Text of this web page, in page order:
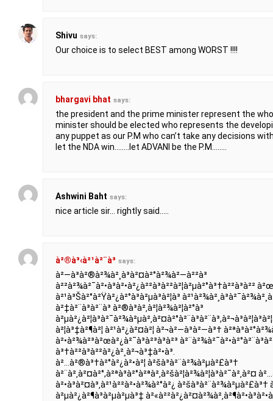
Shivu says:
Our choice is to select BEST among WORST !!!!
bhargavi bhat says:
the president and the prime minister represent the
minister should be elected who represents the
any puppet as our P.M who can’t take any decisions
let the NDA win……..let ADVANI be the P.M……..
Ashwini Baht says:
nice article sir… rightly said…..
à²®à³‹à²¹à²¨à³ says:
à²—à³à²®à²¾à²¸à³à²¤à²°à²¾à²—à²²à³
à²²à²¾à²¯à²•à³à²•à²¿à²²à³à²²à²¦à²µà²°à³†à²²à³à²²
à²¹à³Šà²°à²Ÿà²¿à²°à³à²µà³à²¦à³
à²‡à²¨à³à²¨à³ à²®à³à²‚à²¦à²¾à²¦à²°à³
à²¦à³‡à²¶à²¦ à²¹à²¿à²¤à²¦ à²¬à²—à³à²—à³†
à²•à²¾à²³à²œà²¿à²¯à³à²³à³à²³
à³†à²²à³à²²à²¿à²¸à²¬à³‡à²•à³.
à²…à²®à³†à²°à²¿à²•à²¦ à²šà³à²¨à²¾à²µà²£à³†
à²¨à²‚à²¤à²°,à²ªà³à²°à²ªà²‚à²šà²¦à²¾à²¦à³à²¯à²‚à²¤
à²•à³à²¤à³‚à²¹à²²à²•à²¾à²°à²¿ à²šà³à²¨à²¾à²µà²£à³†
à²µà²¿à²¶à³à²µà²µà³‡